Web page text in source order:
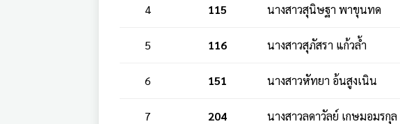
4 115 นางสาวสุนิษฐา พาขุนทด
5 116 นางสาวสุภัสรา แก้วล้ำ
6 151 นางสาวหัทยา อ้นสูงเนิน
7 204 นางสาวลดาวัลย์ เกษมอมรกุล